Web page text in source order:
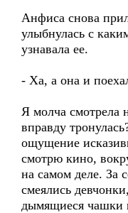
Анфиса снова
улыбнулась с
узнавала ее.
- Ха, а она и
Я молча смотрела
вправду
ощущение
смотрю кино,
на самом деле. За
смеялись
дымящиеся чашки